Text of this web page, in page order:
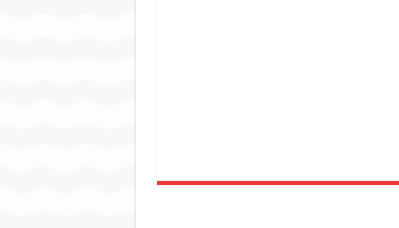
मासूम बच्ची की मौत के बाद
जन सहयोग और पूर्व सैनिकों ने
अंतरराष्ट्रीय जैव विविधता